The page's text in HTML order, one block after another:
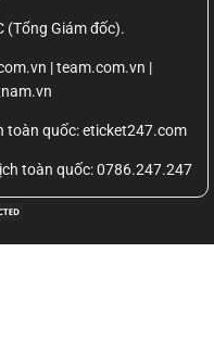
(Tổng Giám đốc).
| team.com.vn |
toàn quốc: eticket247.com
toàn quốc: 0786.247.247